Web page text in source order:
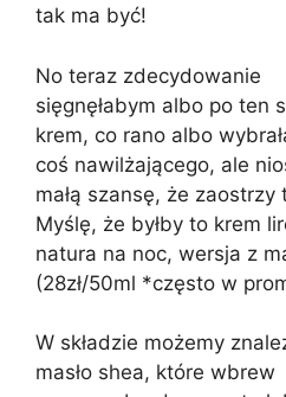
tak ma być!
No teraz zdecydowanie
sięgnęłabym albo po ten
krem, co rano albo
coś nawilżającego, ale
małą szansę, że zaostrzy
Myślę, że byłby to krem
natura na noc, wersja z
(28zł/50ml *często w
W składzie możemy
masło shea, które wbrew